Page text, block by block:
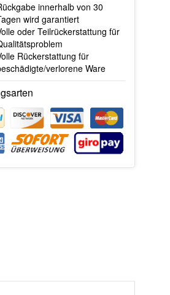
innerhalb von 30
wird garantiert
oder Teilrückerstattung für
Rückerstattung für
verlorene Ware